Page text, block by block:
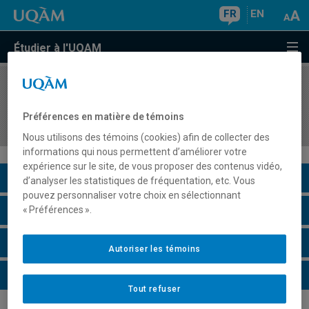
FR EN
Étudier à l'UQAM
COURS//
émergentes
Description du cours
Horaire - Été 2026
Horaire - Automne 2026
Horaire - Hiver 2027
Préférences en matière de témoins
Nous utilisons des témoins (cookies) afin de collecter des
informations qui nous permettent d’améliorer votre
expérience sur le site, de vous proposer des contenus vidéo,
d’analyser les statistiques de fréquentation, etc. Vous
pouvez personnaliser votre choix en sélectionnant
« Préférences ».
Tout refuser
Autoriser les témoins